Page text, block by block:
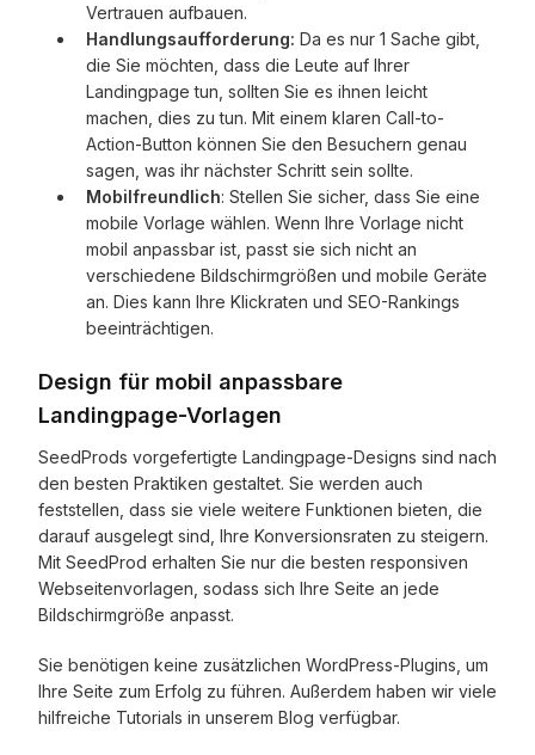
Vertrauen aufbauen.
Handlungsaufforderung: Da es nur 1 Sache gibt,
die Sie möchten, dass die Leute auf Ihrer
Landingpage tun, sollten Sie es ihnen leicht
machen, dies zu tun. Mit einem klaren Call-to-
Action-Button können Sie den Besuchern genau
sagen, was ihr nächster Schritt sein sollte.
Mobilfreundlich: Stellen Sie sicher, dass Sie eine
mobile Vorlage wählen. Wenn Ihre Vorlage nicht
mobil anpassbar ist, passt sie sich nicht an
verschiedene Bildschirmgrößen und mobile Geräte
an. Dies kann Ihre Klickraten und SEO-Rankings
beeinträchtigen.
Design für mobil anpassbare
Landingpage-Vorlagen
SeedProds vorgefertigte Landingpage-Designs sind nach
den besten Praktiken gestaltet. Sie werden auch
feststellen, dass sie viele weitere Funktionen bieten, die
darauf ausgelegt sind, Ihre Konversionsraten zu steigern.
Mit SeedProd erhalten Sie nur die besten responsiven
Webseitenvorlagen, sodass sich Ihre Seite an jede
Bildschirmgröße anpasst.
Sie benötigen keine zusätzlichen WordPress-Plugins, um
Ihre Seite zum Erfolg zu führen. Außerdem haben wir viele
hilfreiche Tutorials in unserem Blog verfügbar.